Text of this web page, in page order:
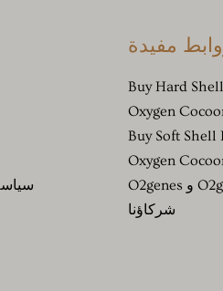
مفيدة
Buy Hard
Oxygen
Buy Soft Shell
Oxygen
شركاؤنا